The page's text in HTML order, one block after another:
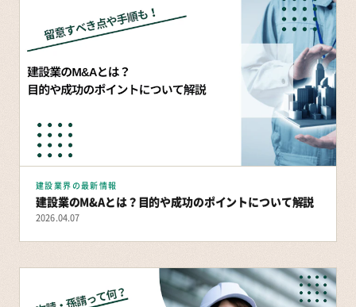
建設業界の最新情報
建設業のM&Aとは？目的や成功のポイントについて解説
2026.04.07